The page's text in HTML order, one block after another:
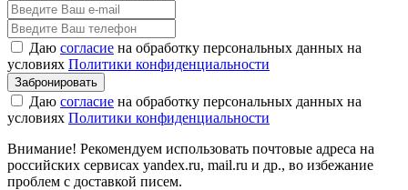
Даю согласие на обработку персональных данных на
условиях Политики конфиденциальности
Даю согласие на обработку персональных данных на
условиях Политики конфиденциальности
Внимание! Рекомендуем использовать почтовые адреса на
российских сервисах yandex.ru, mail.ru и др., во избежание
проблем с доставкой писем.